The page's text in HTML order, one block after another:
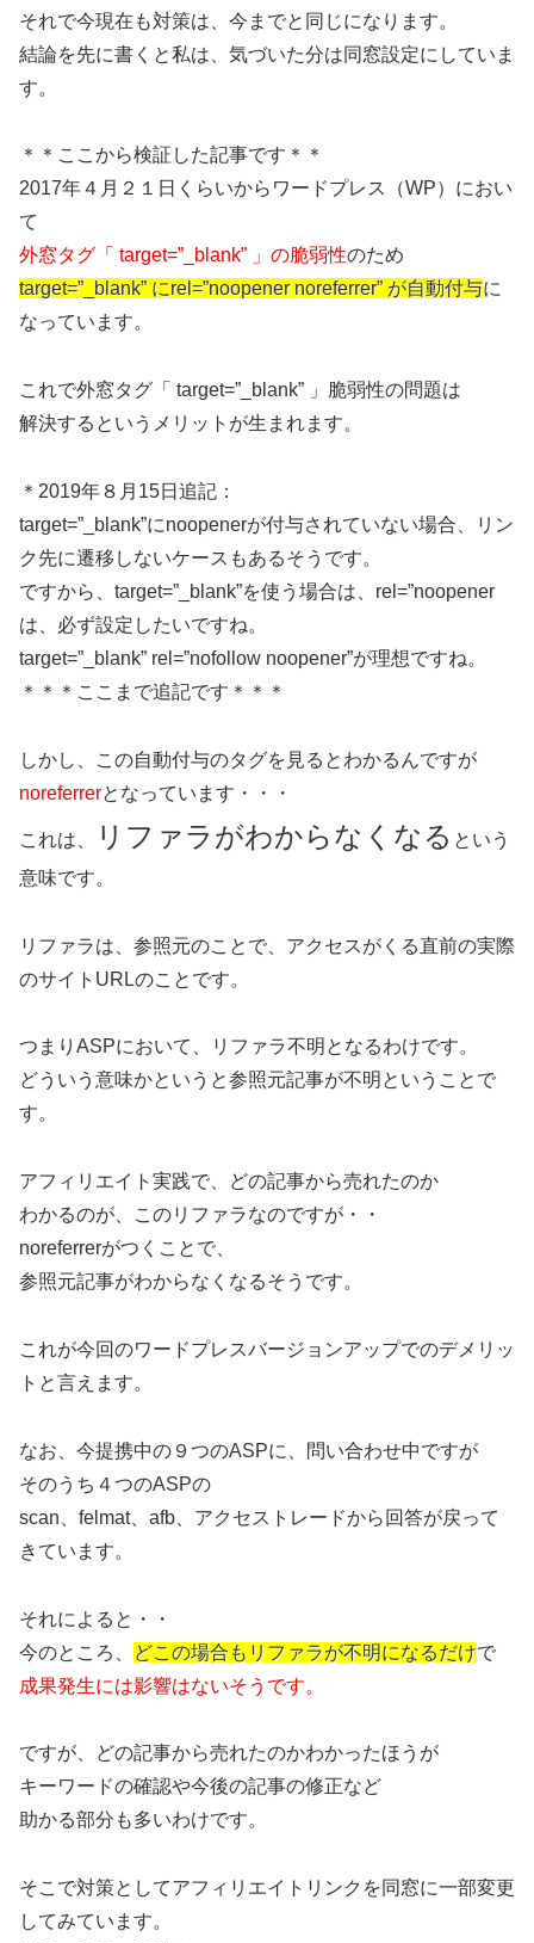
それで今現在も対策は、今までと同じになります。
結論を先に書くと私は、気づいた分は同窓設定にしていま
す。
＊＊ここから検証した記事です＊＊
2017年４月２１日くらいからワードプレス（WP）におい
て
外窓タグ「 target=”_blank” 」の脆弱性のため
target=”_blank” にrel=”noopener noreferrer” が自動付与に
なっています。
これで外窓タグ「 target=”_blank” 」脆弱性の問題は
解決するというメリットが生まれます。
＊2019年８月15日追記：
target=”_blank”にnoopenerが付与されていない場合、リン
ク先に遷移しないケースもあるそうです。
ですから、target=”_blank”を使う場合は、rel=”noopener
は、必ず設定したいですね。
target=”_blank” rel=”nofollow noopener”が理想ですね。
＊＊＊ここまで追記です＊＊＊
しかし、この自動付与のタグを見るとわかるんですが
noreferrerとなっています・・・
これは、 リファラがわからなくなる という
意味です。
リファラは、参照元のことで、アクセスがくる直前の実際
のサイトURLのことです。
つまりASPにおいて、リファラ不明となるわけです。
どういう意味かというと参照元記事が不明ということで
す。
アフィリエイト実践で、どの記事から売れたのか
わかるのが、このリファラなのですが・・
noreferrerがつくことで、
参照元記事がわからなくなるそうです。
これが今回のワードプレスバージョンアップでのデメリッ
トと言えます。
なお、今提携中の９つのASPに、問い合わせ中ですが
そのうち４つのASPの
scan、felmat、afb、アクセストレードから回答が戻って
きています。
それによると・・
今のところ、
どこの場合もリファラが不明になるだけで
成果発生には影響はないそうです。
ですが、どの記事から売れたのかわかったほうが
キーワードの確認や今後の記事の修正など
助かる部分も多いわけです。
そこで対策としてアフィリエイトリンクを同窓に一部変更
してみています。